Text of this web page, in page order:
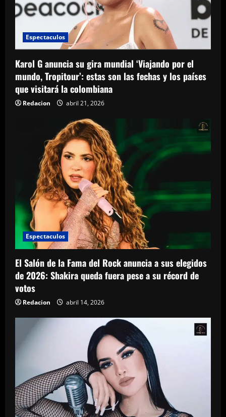
Espectaculos
Karol G anuncia su gira mundial ‘Viajando por el
mundo, Tropitour’: estas son las fechas y los países
que visitará la colombiana
Redacion abril 21, 2026
Espectaculos
El Salón de la Fama del Rock anuncia a sus elegidos
de 2026: Shakira queda fuera pese a su récord de
votos
Redacion abril 14, 2026